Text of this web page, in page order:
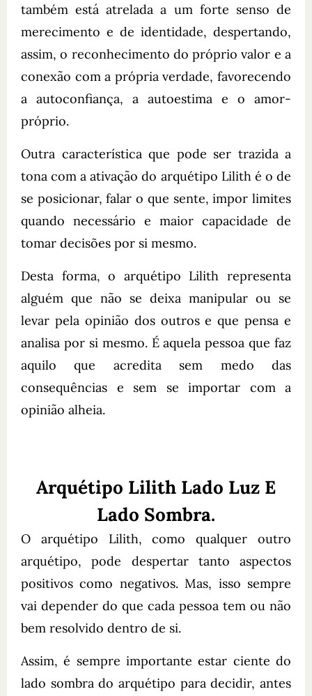
também está atrelada a um forte senso de
merecimento e de identidade, despertando,
assim, o reconhecimento do próprio valor e a
conexão com a própria verdade, favorecendo
a autoconfiança, a autoestima e o amor-
próprio.
Outra característica que pode ser trazida a
tona com a ativação do arquétipo Lilith é o de
se posicionar, falar o que sente, impor limites
quando necessário e maior capacidade de
tomar decisões por si mesmo.
Desta forma, o arquétipo Lilith representa
alguém que não se deixa manipular ou se
levar pela opinião dos outros e que pensa e
analisa por si mesmo. É aquela pessoa que faz
aquilo que acredita sem medo das
consequências e sem se importar com a
opinião alheia.
Arquétipo Lilith Lado Luz E
Lado Sombra.
O arquétipo Lilith, como qualquer outro
arquétipo, pode despertar tanto aspectos
positivos como negativos. Mas, isso sempre
vai depender do que cada pessoa tem ou não
bem resolvido dentro de si.
Assim, é sempre importante estar ciente do
lado sombra do arquétipo para decidir, antes